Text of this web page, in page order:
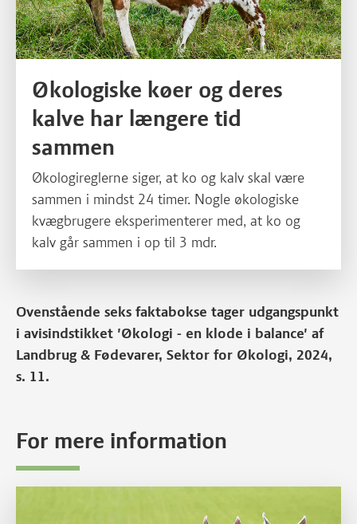
Økologiske køer og deres
kalve har længere tid
sammen
Økologireglerne siger, at ko og kalv skal være
sammen i mindst 24 timer. Nogle økologiske
kvægbrugere eksperimenterer med, at ko og
kalv går sammen i op til 3 mdr.
Ovenstående seks faktabokse tager udgangspunkt
i avisindstikket 'Økologi - en klode i balance' af
Landbrug & Fødevarer, Sektor for Økologi, 2024,
s. 11.
For mere information